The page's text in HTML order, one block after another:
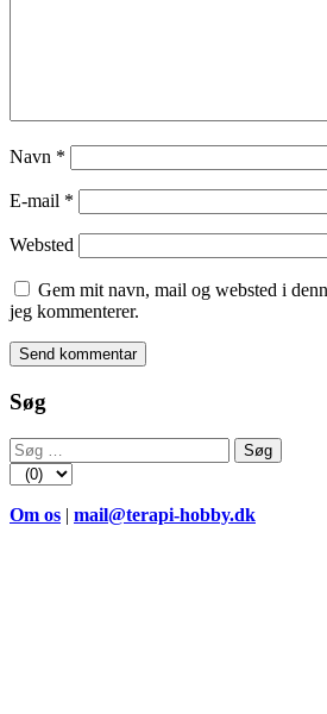
Navn *
E-mail *
Websted
Gem mit navn, mail og websted i
jeg kommenterer.
Søg
Søg
efter:
Om os | mail@terapi-hobby.dk